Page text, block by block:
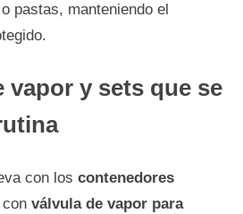
pastas, manteniendo el
vapor y sets que se
con los contenedores
con válvula de vapor para